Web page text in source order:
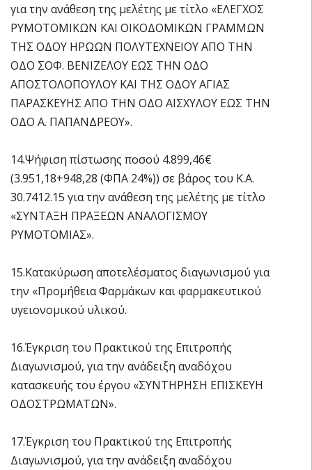
για την ανάθεση της μελέτης με τίτλο «ΕΛΕΓΧΟΣ
ΡΥΜΟΤΟΜΙΚΩΝ ΚΑΙ ΟΙΚΟΔΟΜΙΚΩΝ ΓΡΑΜΜΩΝ
ΤΗΣ ΟΔΟΥ ΗΡΩΩΝ ΠΟΛΥΤΕΧΝΕΙΟΥ ΑΠΟ ΤΗΝ
ΟΔΟ ΣΟΦ. ΒΕΝΙΖΕΛΟΥ ΕΩΣ ΤΗΝ ΟΔΟ
ΑΠΟΣΤΟΛΟΠΟΥΛΟΥ ΚΑΙ ΤΗΣ ΟΔΟΥ ΑΓΙΑΣ
ΠΑΡΑΣΚΕΥΗΣ ΑΠΟ ΤΗΝ ΟΔΟ ΑΙΣΧΥΛΟΥ ΕΩΣ ΤΗΝ
ΟΔΟ Α. ΠΑΠΑΝΔΡΕΟΥ».
14.Ψήφιση πίστωσης ποσού 4.899,46€
(3.951,18+948,28 (ΦΠΑ 24%)) σε βάρος του Κ.Α.
30.7412.15 για την ανάθεση της μελέτης με τίτλο
«ΣΥΝΤΑΞΗ ΠΡΑΞΕΩΝ ΑΝΑΛΟΓΙΣΜΟΥ
ΡΥΜΟΤΟΜΙΑΣ».
15.Κατακύρωση αποτελέσματος διαγωνισμού για
την «Προμήθεια Φαρμάκων και φαρμακευτικού
υγειονομικού υλικού.
16.Έγκριση του Πρακτικού της Επιτροπής
Διαγωνισμού, για την ανάδειξη αναδόχου
κατασκευής του έργου «ΣΥΝΤΗΡΗΣΗ ΕΠΙΣΚΕΥΗ
ΟΔΟΣΤΡΩΜΑΤΩΝ».
17.Έγκριση του Πρακτικού της Επιτροπής
Διαγωνισμού, για την ανάδειξη αναδόχου